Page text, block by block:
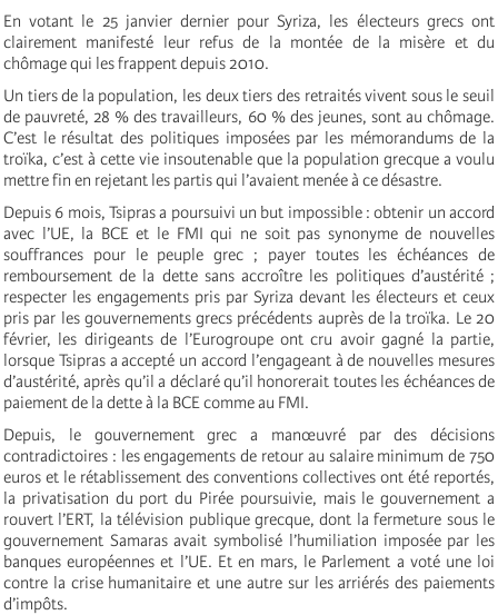
En votant le 25 janvier dernier pour Syriza, les électeurs grecs ont
clairement manifesté leur refus de la montée de la misère et du
chômage qui les frappent depuis 2010.
Un tiers de la population, les deux tiers des retraités vivent sous le seuil
de pauvreté, 28 % des travailleurs, 60 % des jeunes, sont au chômage.
C’est le résultat des politiques imposées par les mémorandums de la
troïka, c’est à cette vie insoutenable que la population grecque a voulu
mettre fin en rejetant les partis qui l’avaient menée à ce désastre.
Depuis 6 mois, Tsipras a poursuivi un but impossible : obtenir un accord
avec l’UE, la BCE et le FMI qui ne soit pas synonyme de nouvelles
souffrances pour le peuple grec ; payer toutes les échéances de
remboursement de la dette sans accroître les politiques d’austérité ;
respecter les engagements pris par Syriza devant les électeurs et ceux
pris par les gouvernements grecs précédents auprès de la troïka. Le 20
février, les dirigeants de l’Eurogroupe ont cru avoir gagné la partie,
lorsque Tsipras a accepté un accord l’engageant à de nouvelles mesures
d’austérité, après qu’il a déclaré qu’il honorerait toutes les échéances de
paiement de la dette à la BCE comme au FMI.
Depuis, le gouvernement grec a manœuvré par des décisions
contradictoires : les engagements de retour au salaire minimum de 750
euros et le rétablissement des conventions collectives ont été reportés,
la privatisation du port du Pirée poursuivie, mais le gouvernement a
rouvert l’ERT, la télévision publique grecque, dont la fermeture sous le
gouvernement Samaras avait symbolisé l’humiliation imposée par les
banques européennes et l’UE. Et en mars, le Parlement a voté une loi
contre la crise humanitaire et une autre sur les arriérés des paiements
d’impôts.